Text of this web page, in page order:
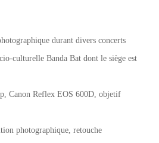
durant divers concerts
culturelle Banda Bat dont le siège est
Canon Reflex EOS 600D, objetif
photographique, retouche